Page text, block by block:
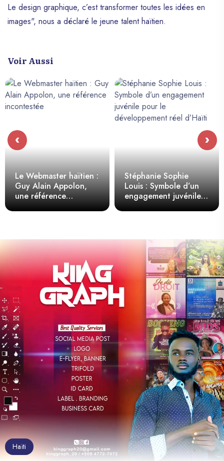
Le design graphique, c’est transformer toutes les idées en
images", nous a déclaré le jeune talent haïtien.
Voir Aussi
Le Webmaster haïtien :
Guy Alain Appolon,
une référence
incontestée
Stéphanie Sophie
Louis : Symbole d’un
engagement juvénile
pour le
‹ ›
Haïti